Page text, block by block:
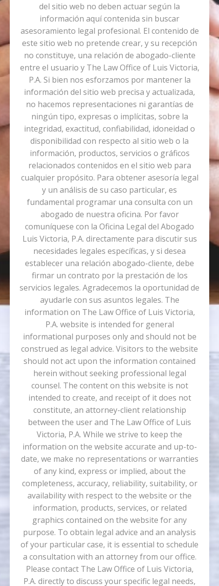
del sitio web no deben actuar según la
información aquí contenida sin buscar
asesoramiento legal profesional. El contenido de
este sitio web no pretende crear, y su recepción
no constituye, una relación de abogado-cliente
entre el usuario y The Law Office of Luis Victoria,
P.A. Si bien nos esforzamos por mantener la
información del sitio web precisa y actualizada,
no hacemos representaciones ni garantías de
ningún tipo, expresas o implícitas, sobre la
integridad, exactitud, confiabilidad, idoneidad o
disponibilidad con respecto al sitio web o la
información, productos, servicios o gráficos
relacionados contenidos en el sitio web para
cualquier propósito. Para obtener asesoría legal
y un análisis de su caso particular, es
fundamental programar una consulta con un
abogado de nuestra oficina. Por favor
comuníquese con la Oficina Legal del Abogado
Luis Victoria, P.A. directamente para discutir sus
necesidades legales específicas, y si desea
establecer una relación abogado-cliente, debe
firmar un contrato por la prestación de los
servicios legales. Agradecemos la oportunidad de
ayudarle con sus asuntos legales. The
information on The Law Office of Luis Victoria,
P.A. website is intended for general
informational purposes only and should not be
construed as legal advice. Visitors to the website
should not act upon the information contained
herein without seeking professional legal
counsel. The content on this website is not
intended to create, and receipt of it does not
constitute, an attorney-client relationship
between the user and The Law Office of Luis
Victoria, P.A. While we strive to keep the
information on the website accurate and up-to-
date, we make no representations or warranties
of any kind, express or implied, about the
completeness, accuracy, reliability, suitability, or
availability with respect to the website or the
information, products, services, or related
graphics contained on the website for any
purpose. To obtain legal advice and an analysis
of your particular case, it is essential to schedule
a consultation with an attorney from our office.
Please contact The Law Office of Luis Victoria,
P.A. directly to discuss your specific legal needs,